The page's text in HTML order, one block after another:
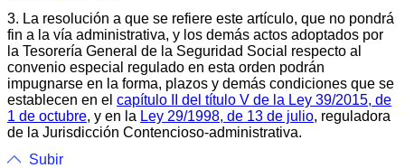
3. La resolución a que se refiere este artículo, que no pondrá
fin a la vía administrativa, y los demás actos adoptados por
la Tesorería General de la Seguridad Social respecto al
convenio especial regulado en esta orden podrán
impugnarse en la forma, plazos y demás condiciones que se
establecen en el capítulo II del título V de la Ley 39/2015, de
1 de octubre, y en la Ley 29/1998, de 13 de julio, reguladora
de la Jurisdicción Contencioso-administrativa.
Subir